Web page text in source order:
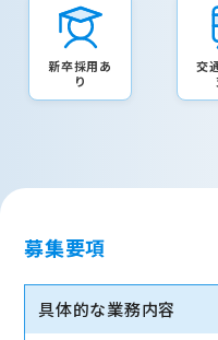
新卒採用あ
り
交
募集要項
具体的な業務内容